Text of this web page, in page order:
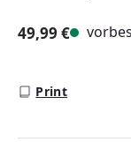
49,99 €
Print